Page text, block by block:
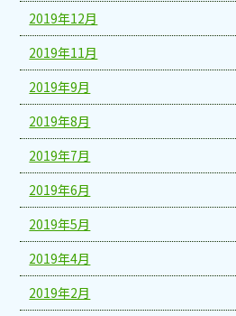
2019年12月
2019年11月
2019年9月
2019年8月
2019年7月
2019年6月
2019年5月
2019年4月
2019年2月